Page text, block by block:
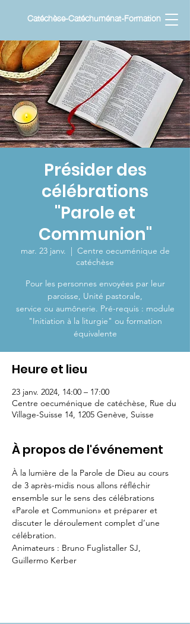
Catéchèse-Catéchuménat-Formation
Présider des
célébrations
"Parole et
Communion"
mar. 23 janv.
  |
Centre oecuménique de
catéchèse
Pour les personnes envoyées par leur
paroisse, Unité pastorale,
service ou aumônerie. Pré-requis : module
"Initiation à la liturgie" ou formation
Heure et lieu
23 janv. 2024, 14:00 – 17:00
Centre oecuménique de catéchèse, Rue du
Village-Suisse 14, 1205 Genève, Suisse
À propos de l'événement
À la lumière de la Parole de Dieu au cours
de 3 après-midis nous allons réfléchir
ensemble sur le sens des célébrations
«Parole et Communion» et préparer et
discuter le déroulement complet d’une
célébration.
Animateurs : Bruno Fuglistaller SJ,
Guillermo Kerber